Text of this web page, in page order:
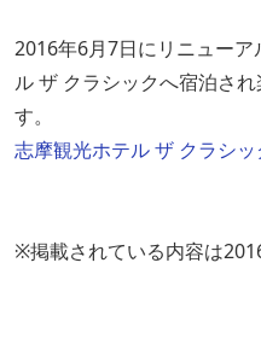
2016年6月7日にリニュー
ル ザ クラシックへ宿泊さ
す。
志摩観光ホテル ザ クラシ
※掲載されている内容は